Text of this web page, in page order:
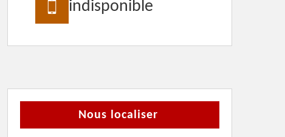
indisponible
Nous localiser